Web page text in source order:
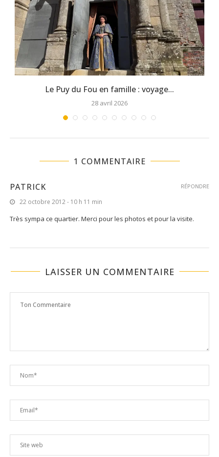
Le Puy du Fou en famille : voyage...
28 avril 2026
1 COMMENTAIRE
PATRICK
22 octobre 2012 - 10 h 11 min
Très sympa ce quartier. Merci pour les photos et pour la visite.
RÉPONDRE
LAISSER UN COMMENTAIRE